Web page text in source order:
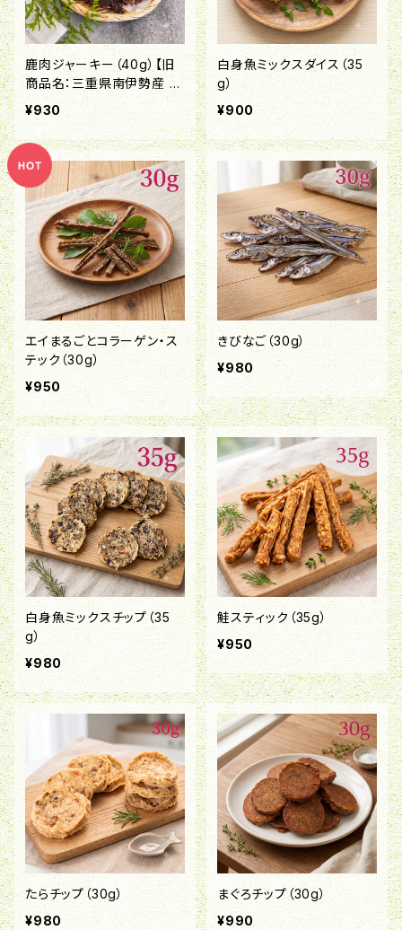
鹿肉ジャーキー（40g）【旧
商品名：三重県南伊勢産 鹿
肉ジャーキー】
¥930
白身魚ミックスダイス（35
g）
¥900
エイまるごとコラーゲン・ス
テック（30g）
¥950
きびなご（30g）
¥980
白身魚ミックスチップ（35
g）
¥980
鮭スティック（35g）
¥950
たらチップ（30g）
¥980
まぐろチップ（30g）
¥990